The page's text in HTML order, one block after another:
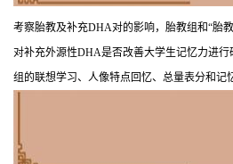
考察胎教及补充DHA对的影响，胎教组和“胎
对补充外源性DHA是否改善大学生记忆力进
组的联想学习、人像特点回忆、总量表分和记